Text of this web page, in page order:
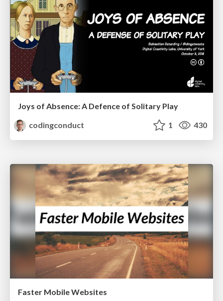
Joys of Absence: A Defence of Solitary Play
codingconduct
1 430
Faster Mobile Websites